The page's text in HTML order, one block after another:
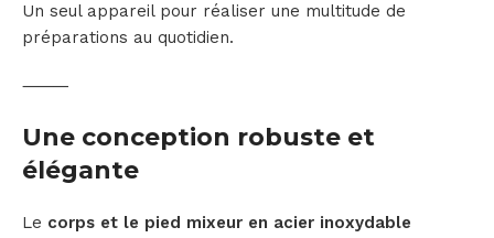
Un seul appareil pour réaliser une multitude de
préparations au quotidien.
⸻
Une conception robuste et
élégante
Le corps et le pied mixeur en acier inoxydable